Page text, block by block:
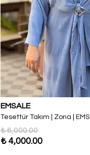
EMSALE
Tesettür Takım | Zona | EMS
₺ 6,000.00
₺ 4,000.00